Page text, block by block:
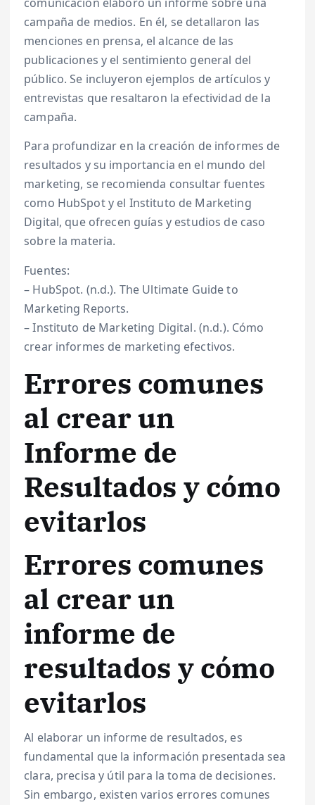
campaña de medios. En él, se detallaron las
menciones en prensa, el alcance de las
publicaciones y el sentimiento general del
público. Se incluyeron ejemplos de artículos y
entrevistas que resaltaron la efectividad de la
campaña.
Para profundizar en la creación de informes de
resultados y su importancia en el mundo del
marketing, se recomienda consultar fuentes
como HubSpot y el Instituto de Marketing
Digital, que ofrecen guías y estudios de caso
sobre la materia.
Fuentes:
– HubSpot. (n.d.). The Ultimate Guide to
Marketing Reports.
– Instituto de Marketing Digital. (n.d.). Cómo
crear informes de marketing efectivos.
Errores comunes
al crear un
Informe de
Resultados y cómo
evitarlos
Errores comunes
al crear un
informe de
resultados y cómo
evitarlos
Al elaborar un informe de resultados, es
fundamental que la información presentada sea
clara, precisa y útil para la toma de decisiones.
Sin embargo, existen varios errores comunes